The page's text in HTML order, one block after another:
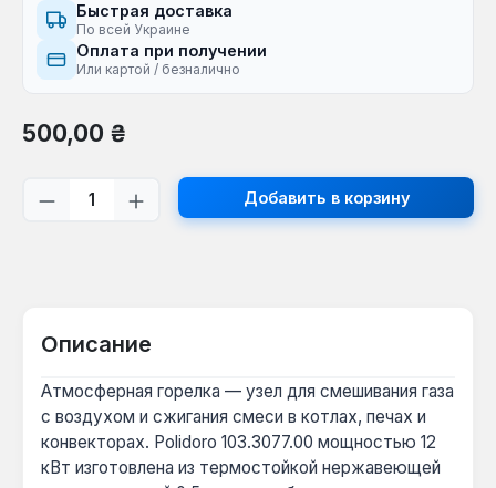
Быстрая доставка
По всей Украине
Оплата при получении
Или картой / безналично
Обычная цена:
500,00 ₴
Количество продукта: введите
Добавить в корзину
Описание
Атмосферная горелка — узел для смешивания газа
с воздухом и сжигания смеси в котлах, печах и
конвекторах. Polidoro 103.3077.00 мощностью 12
кВт изготовлена из термостойкой нержавеющей